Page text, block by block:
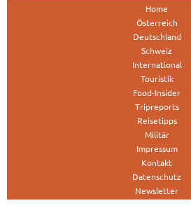
Home
Österreich
Deutschland
Schweiz
International
Touristik
Food-Insider
Tripreports
Reisetipps
Militär
Impressum
Kontakt
Datenschutz
Newsletter